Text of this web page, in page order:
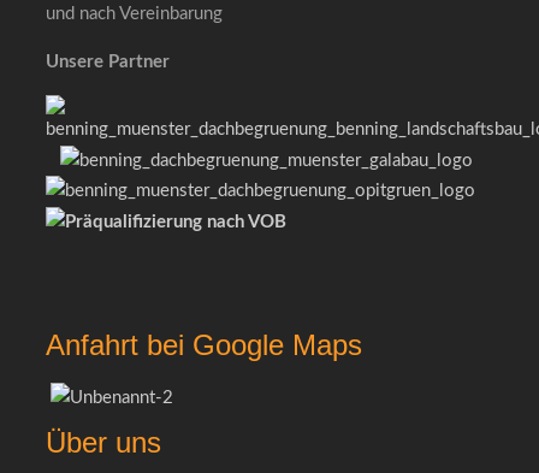
und nach Vereinbarung
Unsere Partner
Anfahrt bei Google Maps
Über uns